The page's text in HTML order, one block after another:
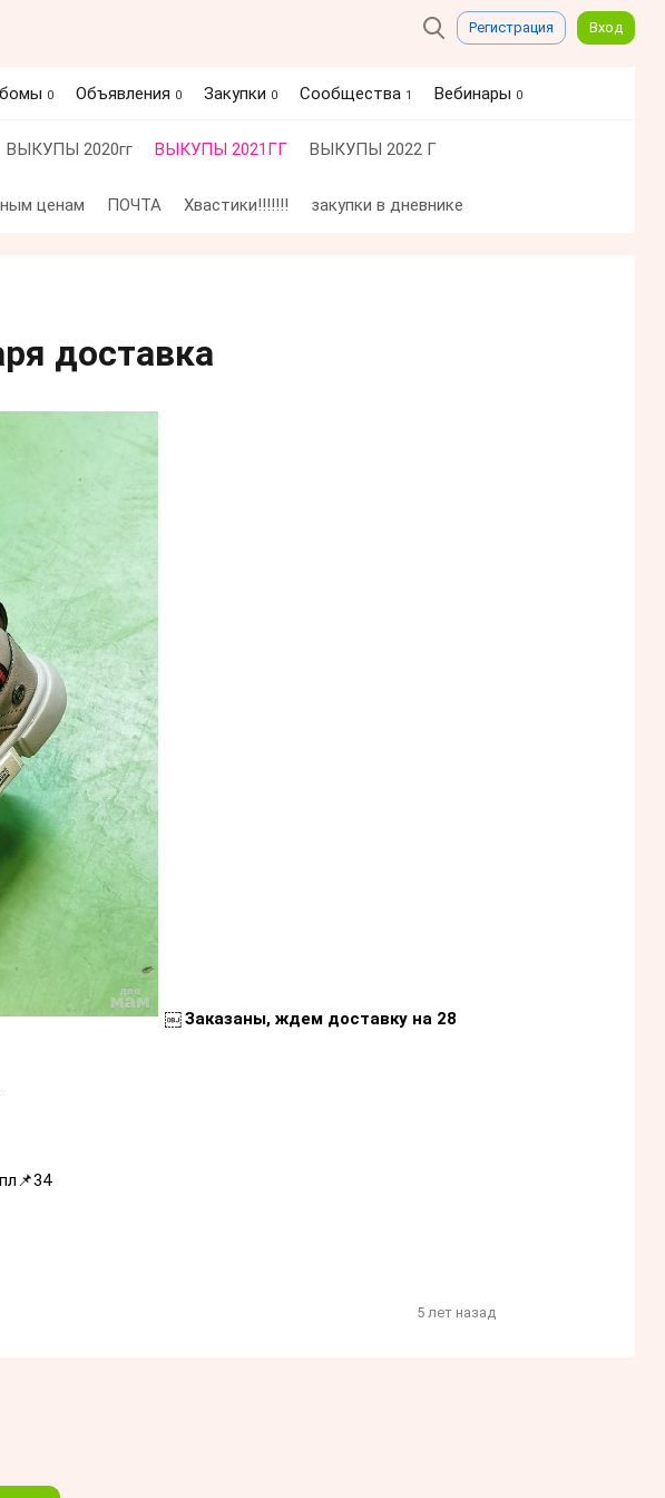
Регистрация Вход
0 Объявления 0 Закупки 0 Сообщества 1 Вебинары 0
ВЫКУПЫ 2020гг ВЫКУПЫ 2021ГГ ВЫКУПЫ 2022 Г
ценам ПОЧТА Хвастики!!!!!!! закупки в дневнике
доставка
￼ Заказаны, ждем доставку на 28
5 лет назад